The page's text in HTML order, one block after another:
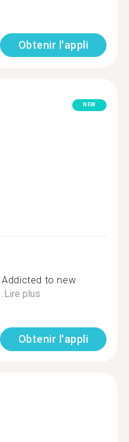
Obtenir l'appli
NEW
to new
Lire plus
Obtenir l'appli